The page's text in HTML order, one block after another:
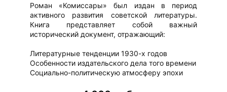
Роман «Комиссары» был издан в период
активного развития советской литературы.
Книга представляет собой важный
исторический документ, отражающий:
Литературные тенденции 1930-х годов
Особенности издательского дела того времени
Социально-политическую атмосферу эпохи